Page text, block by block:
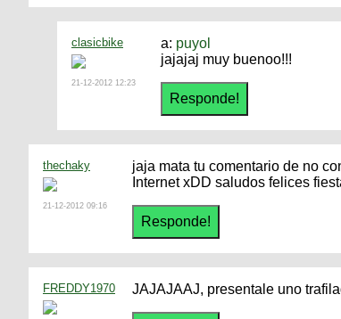
clasicbike
21-12-2012 12:23
a: puyol
jajajaj muy buenoo!!!
thechaky
21-12-2012 09:16
jaja mata tu comentario de no
Internet xDD saludos felices
FREDDY1970 JAJAJAAJ, presentale uno